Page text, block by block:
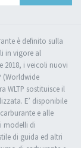
è definito sulla
in vigore al
2018, i veicoli nuovi
(Worldwide
WLTP sostituisce il
E’ disponibile
e alle
modelli di
di guida ed altri